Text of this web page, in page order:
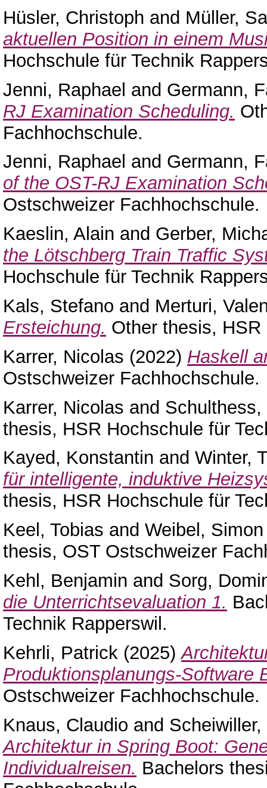
Hüsler, Christoph and Müller,
aktuellen Position in einem
Hochschule für Technik
Jenni, Raphael and Germann,
RJ Examination Scheduling.
Fachhochschule.
Jenni, Raphael and Germann,
of the OST-RJ Examination
Ostschweizer Fachhochschule.
Kaeslin, Alain and Gerber,
the Lötschberg Train Traffic
Hochschule für Technik
Kals, Stefano and Merturi,
Ersteichung. Other thesis,
Karrer, Nicolas (2022) Haskell
Ostschweizer Fachhochschule.
Karrer, Nicolas and Schulthess,
thesis, HSR Hochschule für
Kayed, Konstantin and Winter,
für intelligente, induktive
thesis, HSR Hochschule für
Keel, Tobias and Weibel, Simon
thesis, OST Ostschweizer
Kehl, Benjamin and Sorg,
die Unterrichtsevaluation 1.
Technik Rapperswil.
Kehrli, Patrick (2025)
Produktionsplanungs-Software
Ostschweizer Fachhochschule.
Knaus, Claudio and
Architektur in Spring Boot:
Individualreisen. Bachelors